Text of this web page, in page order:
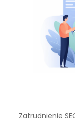
Zatrudnienie